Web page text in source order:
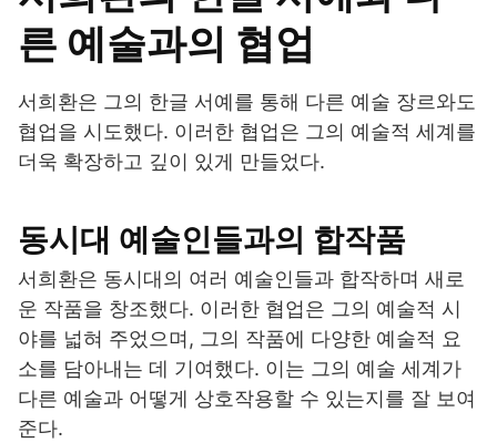
른 예술과의 협업
서희환은 그의 한글 서예를 통해 다른 예술 장르와도
협업을 시도했다. 이러한 협업은 그의 예술적 세계를
더욱 확장하고 깊이 있게 만들었다.
동시대 예술인들과의 합작품
서희환은 동시대의 여러 예술인들과 합작하며 새로
운 작품을 창조했다. 이러한 협업은 그의 예술적 시
야를 넓혀 주었으며, 그의 작품에 다양한 예술적 요
소를 담아내는 데 기여했다. 이는 그의 예술 세계가
다른 예술과 어떻게 상호작용할 수 있는지를 잘 보여
준다.